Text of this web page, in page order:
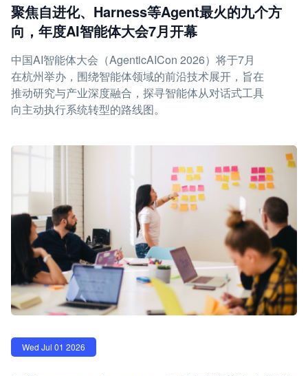
聚焦自进化、Harness等Agent最火的九个方
向，年度AI智能体大会7月开幕
中国AI智能体大会（AgenticAICon 2026）将于7月
在杭州举办，围绕智能体领域的前沿技术展开，旨在
推动研究与产业深度融合，探寻智能体从对话式工具
向主动执行系统转型的路线图。
Wed Jul 01 2026